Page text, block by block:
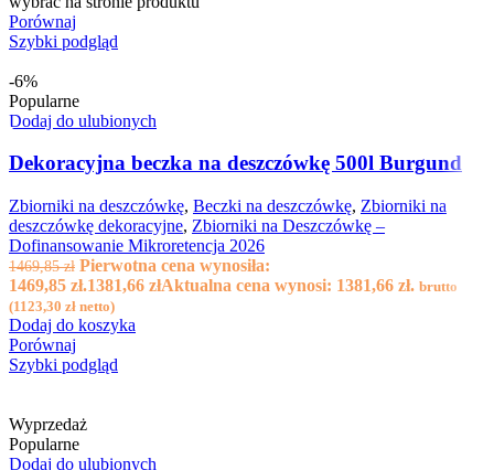
Porównaj
Szybki podgląd
-6%
Popularne
Dodaj do ulubionych
Dekoracyjna beczka na deszczówkę 500l Burgund
Zbiorniki na deszczówkę, Beczki na deszczówkę, Zbiorniki na
deszczówkę dekoracyjne, Zbiorniki na Deszczówkę –
Dofinansowanie Mikroretencja 2026
1469,85zł Pierwotna cena wynosiła:
1469,85 zł.1381,66 złAktualna cena wynosi: 1381,66 zł. brutto
(1123,30 zł netto)
Dodaj do koszyka
Porównaj
Szybki podgląd
Wyprzedaż
Popularne
Dodaj do ulubionych